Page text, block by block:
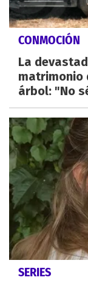
CONMOCIÓN
La
matrimonio
árbol: "No
SERIES